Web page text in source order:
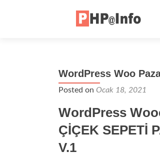
WordPress Woo
Posted on Ocak 18, 2021
WordPress
ÇİÇEK SEPETİ
V.1